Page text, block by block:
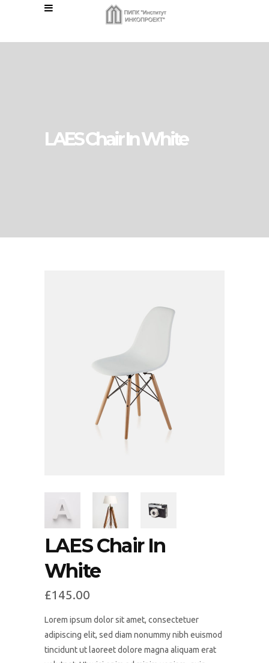
LAES Chair In White
LAES Chair In
White
£145.00
Lorem ipsum dolor sit amet, consectetuer
adipiscing elit, sed diam nonummy nibh euismod
tincidunt ut laoreet dolore magna aliquam erat